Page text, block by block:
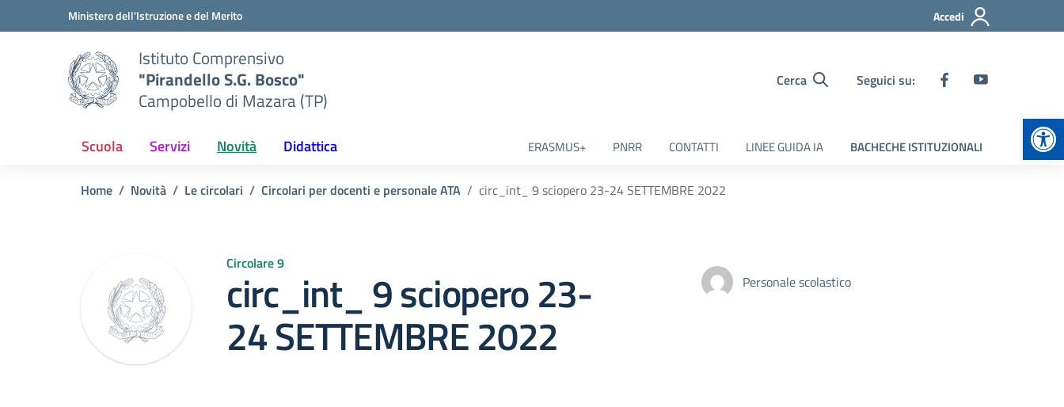
Vai ai contenuti
Vai al menu di navigazioneMinistero dell'Istruzione e del Merito Accedi
Istituto Comprensivo
"Pirandello S.G. Bosco"
Campobello di Mazara (TP)
Cerca Seguici su:
Scuola Servizi Novità Didattica ERASMUS+ PNRR CONTATTI LINEE GUIDA IA BACHECHE ISTITUZIONALI
Home Novità Le circolari Circolari per docenti e personale ATA circ_int_ 9 sciopero 23-24 SETTEMBRE 2022
Circolare 9
circ_int_ 9 sciopero 23-
24 SETTEMBRE 2022
Personale scolastico